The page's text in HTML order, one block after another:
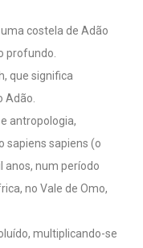
costela de Adão
profundo.
que significa
Adão.
antropologia,
sapiens sapiens (o
anos, num período
no Vale de Omo,
multiplicando-se